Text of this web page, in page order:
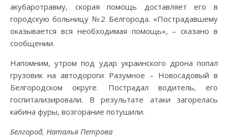
акубаротравму, скорая помощь доставляет его в
городскую больницу №2 Белгорода. «Пострадавшему
оказывается вся необходимая помощь», – сказано в
сообщении.
Напомним, утром под удар украинского дрона попал
грузовик на автодороги Разумное – Новосадовый в
Белгородском округе. Пострадал водитель, его
госпитализировали. В результате атаки загорелась
кабина фуры, возгорание потушили.
Белгород, Наталья Петрова